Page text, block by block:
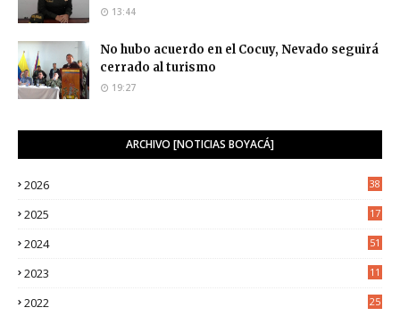
13:44
No hubo acuerdo en el Cocuy, Nevado seguirá
cerrado al turismo
19:27
ARCHIVO [NOTICIAS BOYACÁ]
2026 38
2025
17
2024 51
2023
11
2022
25